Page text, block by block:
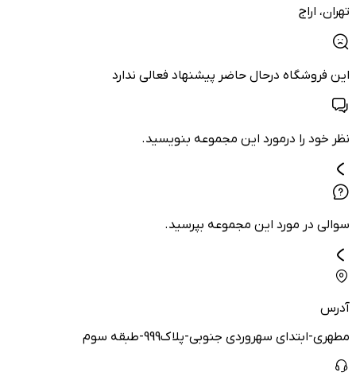
تهران، اراج
این فروشگاه درحال حاضر پیشنهاد فعالی ندارد
نظر خود را درمورد این مجموعه بنویسید.
سوالی در مورد این مجموعه بپرسید.
آدرس
مطهری-ابتدای سهروردی جنوبی-پلاک999-طبقه سوم